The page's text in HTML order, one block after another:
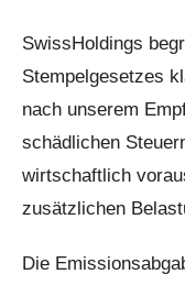
SwissHoldings
Stempelgesetzes
nach unserem
schädlichen
wirtschaftlich
zusätzlichen
Die